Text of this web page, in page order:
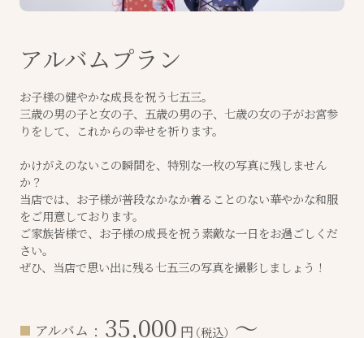
アルバムプラン
お子様の健やかな成長を祝う七五三。
三歳の男の子と女の子、五歳の男の子、七歳の女の子がお宮参
りをして、これからの幸せを祈ります。
かけがえのないこの瞬間を、特別な一枚の写真に残しません
か？
当店では、お子様が普段なかなか着ることのない華やかな和服
をご用意しております。
ご家族皆様で、お子様の成長を祝う素敵な一日をお過ごしくだ
さい。
ぜひ、当店で思い出に残る七五三の写真を撮影しましょう！
アルバム ： 35,000 円（税込） 〜